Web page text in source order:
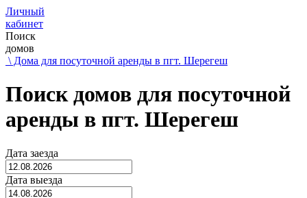
Личный
кабинет
Поиск
домов
\ Дома для посуточной аренды в пгт. Шерегеш
Поиск домов для посуточной
аренды в пгт. Шерегеш
Дата заезда
Дата выезда